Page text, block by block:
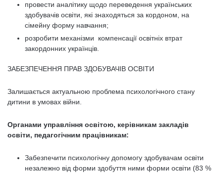
провести аналітику щодо переведення українських
здобувачів освіти, які знаходяться за кордоном, на
сімейну форму навчання;
розробити механізми компенсації освітніх втрат
закордонних українців.
ЗАБЕЗПЕЧЕННЯ ПРАВ ЗДОБУВАЧІВ ОСВІТИ
Залишається актуальною проблема психологічного стану
дитини в умовах війни.
Органами управління освітою, керівникам закладів
освіти, педагогічним працівникам:
Забезпечити психологічну допомогу здобувачам освіти
незалежно від форми здобуття ними форми освіти (83 %